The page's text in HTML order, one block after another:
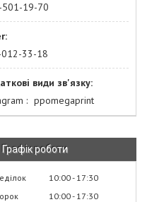
19-70
33-18
ppomegaprint
Графік роботи
10:00 17:30
10:00 17:30